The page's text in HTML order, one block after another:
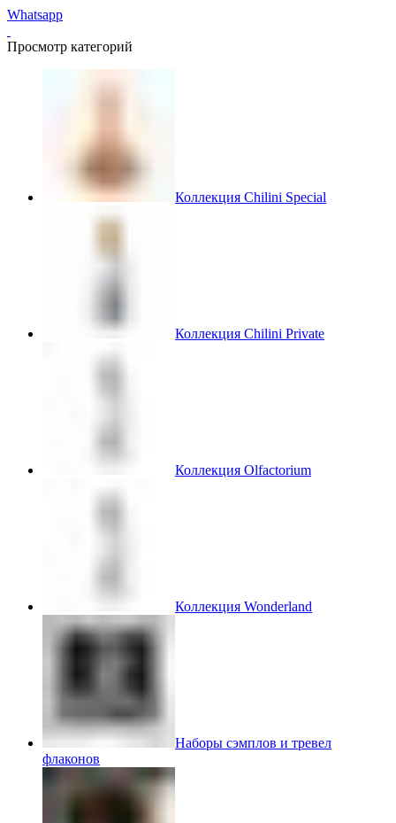
Whatsapp
Просмотр категорий
Коллекция Chilini Special
Коллекция Chilini Private
Коллекция Olfactorium
Коллекция Wonderland
Наборы сэмплов и тревел
флаконов